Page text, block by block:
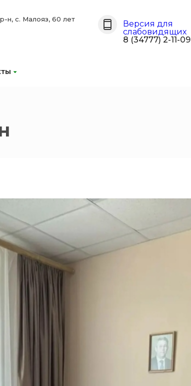
н, с. Малояз, 60 лет
Версия для
слабовидящих
8 (34777) 2-11-09